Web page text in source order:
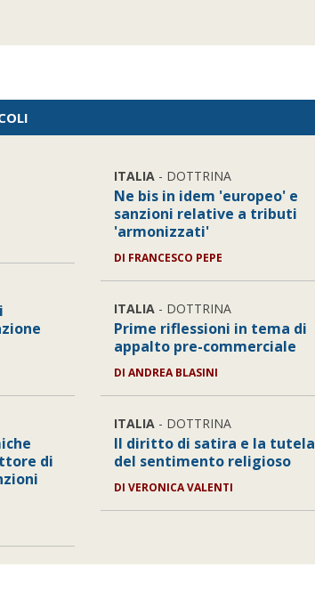
di
ITALIA - DOTTRINA
Ne bis in idem 'europeo' e
sanzioni relative a tributi
'armonizzati'
DI FRANCESCO PEPE
ITALIA - DOTTRINA
Prime riflessioni in tema di
appalto pre-commerciale
DIANDREA BLASINI
ITALIA - DOTTRINA
Il diritto di satira e la tutela
del sentimento religioso
DIVERONICA VALENTI